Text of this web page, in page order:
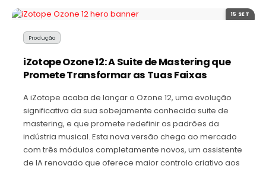
15 SET
Produção
iZotope Ozone 12: A Suite de Mastering que
Promete Transformar as Tuas Faixas
A iZotope acaba de lançar o Ozone 12, uma evolução
significativa da sua sobejamente conhecida suite de
mastering, e que promete redefinir os padrões da
indústria musical. Esta nova versão chega ao mercado
com três módulos completamente novos, um assistente
de IA renovado que oferece maior controlo criativo aos